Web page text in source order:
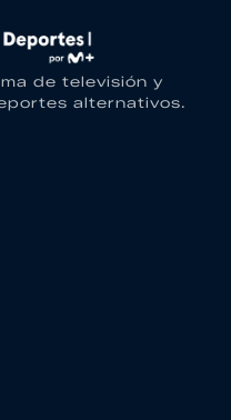
de televisión y
alternativos.